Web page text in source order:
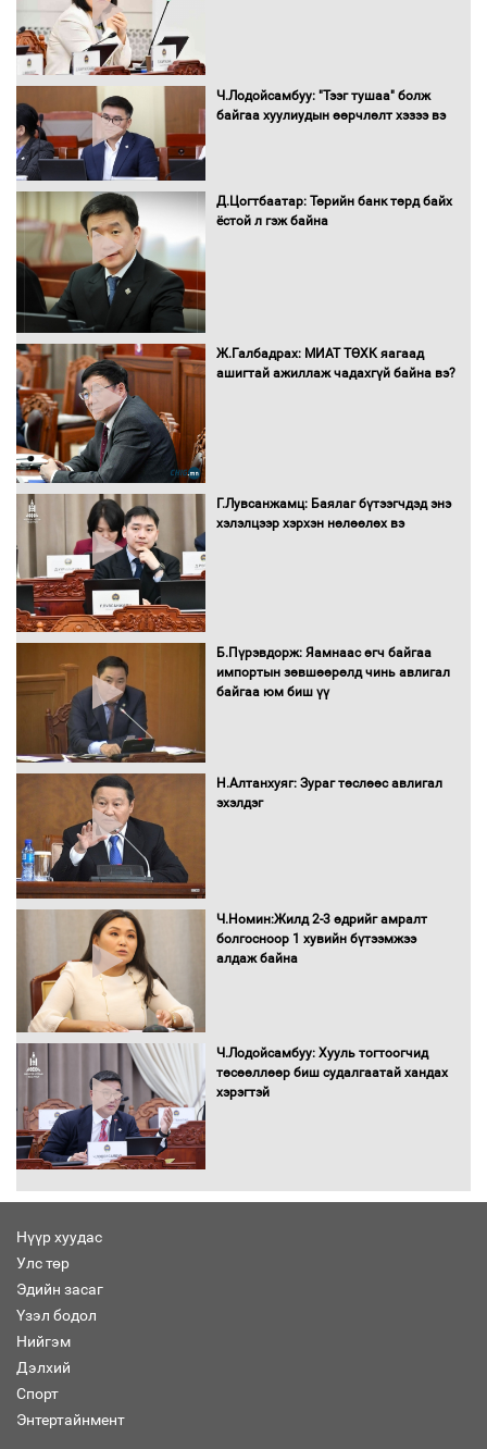
Нөөцийн махны худалдаа,
борлуулалтыг нээлттэй ил тод
Монгол Улс “COP17”-д “Тал хээрийн
16 төрлийн эмийг нэг эх үүсвэрээс
худалдан авах журмыг баталлаа
шилжиж, найр наадам, зөвлөгөөн,
гадаад томилолтыг хориглолоо
Ч.Лодойсамбуу: "Тээг тушаа" болж
байгаа хуулиудын өөрчлөлт хэзээ вэ
Д.Цогтбаатар: Төрийн банк төрд байх
ёстой л гэж байна
Ж.Галбадрах: МИАТ ТӨХК яагаад
ашигтай ажиллаж чадахгүй байна вэ?
Г.Лувсанжамц: Баялаг бүтээгчдэд энэ
хэлэлцээр хэрхэн нөлөөлөх вэ
Б.Пүрэвдорж: Яамнаас өгч байгаа
импортын зөвшөөрөлд чинь авлигал
байгаа юм биш үү
Н.Алтанхуяг: Зураг төслөөс авлигал
эхэлдэг
Ч.Номин:Жилд 2-3 өдрийг амралт
болгосноор 1 хувийн бүтээмжээ
алдаж байна
Ч.Лодойсамбуу: Хууль тогтоогчид
төсөөллөөр биш судалгаатай хандах
хэрэгтэй
Нүүр хуудас
Улс төр
Эдийн засаг
Үзэл бодол
Нийгэм
Дэлхий
Спорт
Энтертайнмент